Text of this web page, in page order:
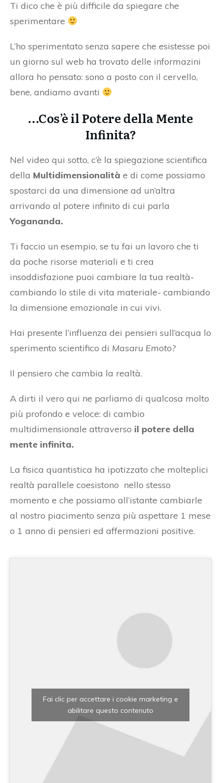
Ti dico che è più difficile da spiegare che
sperimentare
L’ho sperimentato senza sapere che esistesse poi
un giorno sul web ha trovato delle informazini
allora ho pensato: sono a posto con il cervello,
bene, andiamo avanti
…Cos’è il Potere della Mente
Infinita?
Nel video qui sotto, c’è la spiegazione scientifica
della Multidimensionalità e di come possiamo
spostarci da una dimensione ad un’altra
arrivando al potere infinito di cui parla
Yogananda.
Ti faccio un esempio, se tu fai un lavoro che ti
da poche risorse materiali e ti crea
insoddisfazione puoi cambiare la tua realtà-
cambiando lo stile di vita materiale- cambiando
la dimensione emozionale in cui vivi.
Hai presente l’influenza dei pensieri sull’acqua lo
sperimento scientifico di Masaru Emoto?
Il pensiero che cambia la realtà.
A dirti il vero qui ne parliamo di qualcosa molto
più profondo e veloce: di cambio
multidimensionale attraverso il potere della
mente infinita.
La fisica quantistica ha ipotizzato che molteplici
realtà parallele coesistono nello stesso
momento e che possiamo all’istante cambiarle
al nostro piacimento senza più aspettare 1 mese
o 1 anno di pensieri ed affermazioni positive.
Fai clic per accettare i cookie marketing e
abilitare questo contenuto